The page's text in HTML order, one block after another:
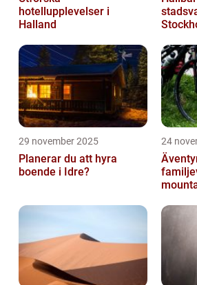
hotellupplevelser i
Halland
29 november 2025
Planerar du att hyra
boende i Idre?
24